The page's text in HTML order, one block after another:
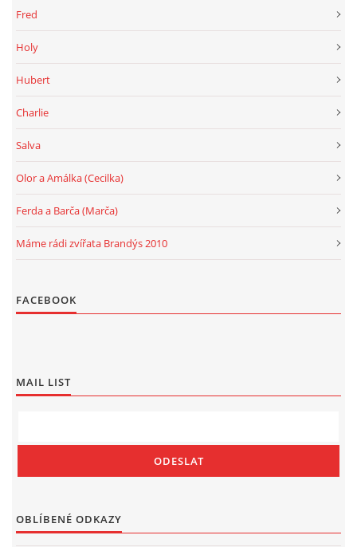
Fred
Holy
Hubert
Charlie
Salva
Olor a Amálka (Cecilka)
Ferda a Barča (Marča)
Máme rádi zvířata Brandýs 2010
FACEBOOK
MAIL LIST
OBLÍBENÉ ODKAZY